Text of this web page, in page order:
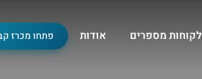
לקוחות מספרים אודות פתחו מכרז